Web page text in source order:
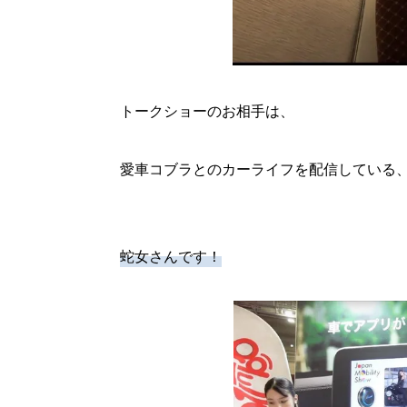
トークショーのお相手は、
愛車コブラとのカーライフを配信している
蛇女さんです！